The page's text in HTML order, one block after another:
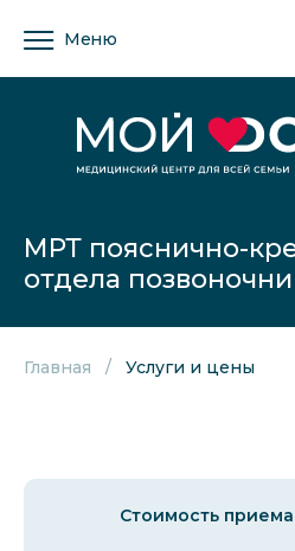
Меню
МРТ пояснично-
отдела
Главная Услуги и цены
Стоимость